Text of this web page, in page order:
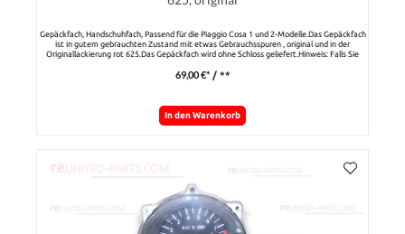
Gepäckfach, Handschuhfach, Passend für die Piaggio Cosa 1 und 2-Modelle.Das Gepäckfach
ist in gutem gebrauchten Zustand mit etwas Gebrauchsspuren , original und in der
Originallackierung rot 625.Das Gepäckfach wird ohne Schloss geliefert.Hinweis: Falls Sie
der whatsApp-Funktion.
69,00 €* / **
In den Warenkorb